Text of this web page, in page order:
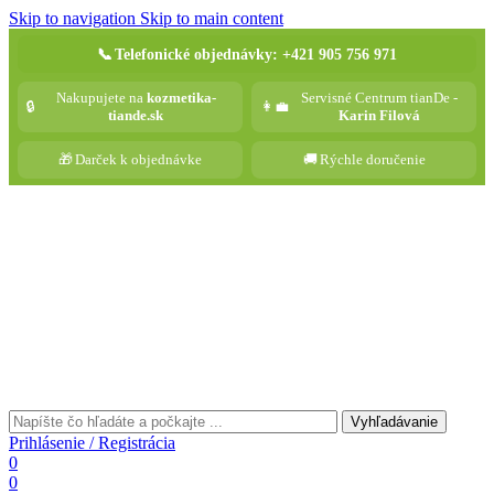
Skip to navigation Skip to main content
📞 Telefonické objednávky: +421 905 756 971
🔒
Nakupujete na kozmetika-
tiande.sk
👩‍💼
Servisné Centrum tianDe -
Karin Filová
🎁Darček k objednávke 🚚Rýchle doručenie
Vyhľadávanie
Prihlásenie / Registrácia
0
0